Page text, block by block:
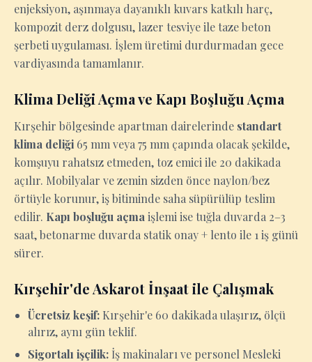
enjeksiyon, aşınmaya dayanıklı kuvars katkılı harç,
kompozit derz dolgusu, lazer tesviye ile taze beton
şerbeti uygulaması. İşlem üretimi durdurmadan gece
vardiyasında tamamlanır.
Klima Deliği Açma ve Kapı Boşluğu Açma
Kırşehir bölgesinde apartman dairelerinde standart
klima deliği 65 mm veya 75 mm çapında olacak şekilde,
komşuyu rahatsız etmeden, toz emici ile 20 dakikada
açılır. Mobilyalar ve zemin sizden önce naylon/bez
örtüyle korunur, iş bitiminde saha süpürülüp teslim
edilir. Kapı boşluğu açma işlemi ise tuğla duvarda 2–3
saat, betonarme duvarda statik onay + lento ile 1 iş günü
sürer.
Kırşehir'de Askarot İnşaat ile Çalışmak
Ücretsiz keşif: Kırşehir'e 60 dakikada ulaşırız, ölçü
alırız, aynı gün teklif.
Sigortalı işçilik: İş makinaları ve personel Mesleki